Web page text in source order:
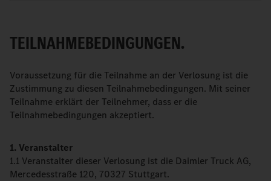
TEILNAHMEBEDINGUNGEN.
Voraussetzung für die Teilnahme an der Verlosung ist die
Zustimmung zu diesen Teilnahmebedingungen. Mit seiner
Teilnahme erklärt der Teilnehmer, dass er die
Teilnahmebedingungen akzeptiert.
1. Veranstalter
1.1 Veranstalter dieser Verlosung ist die Daimler Truck AG,
Mercedesstraße 120, 70327 Stuttgart.